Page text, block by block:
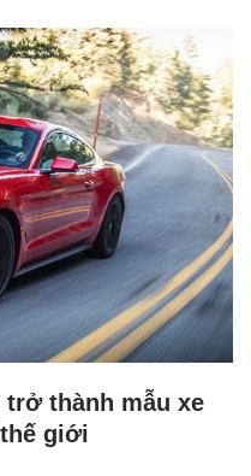
trở thành mẫu xe
giới